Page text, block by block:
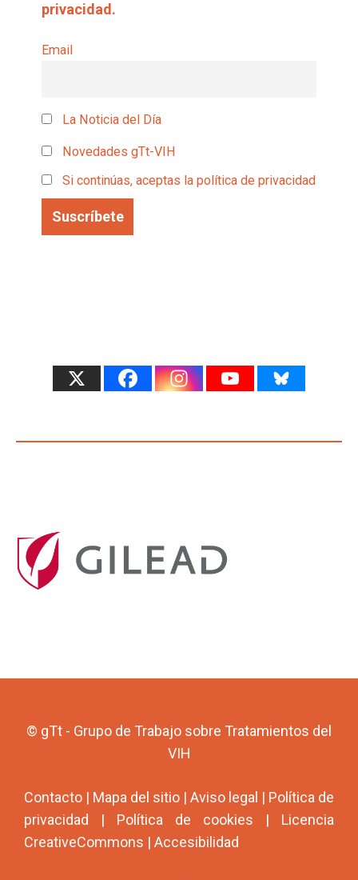
privacidad.
Email
La Noticia del Día
Novedades gTt-VIH
Si continúas, aceptas la política de privacidad
© gTt - Grupo de Trabajo sobre Tratamientos del
VIH
Contacto | Mapa del sitio | Aviso legal | Política de
privacidad | Política de cookies | Licencia
CreativeCommons | Accesibilidad